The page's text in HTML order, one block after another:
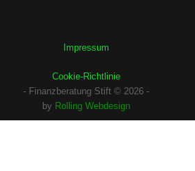
Impressum
Cookie-Richtlinie
- Finanzberatung Stift © 2026 -
by Rolling Webdesign